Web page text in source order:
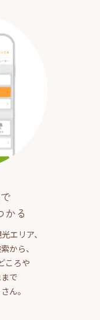
かる
エリア、
から、
ころや
で
ん。